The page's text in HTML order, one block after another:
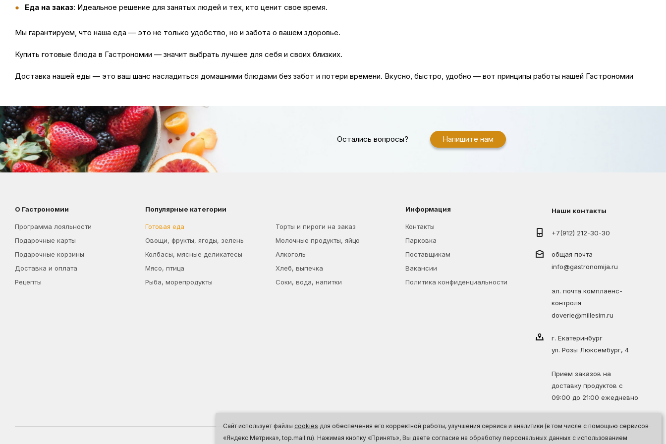
Сайт использует файлыcookies для обеспечения его корректной работы, улучшения сервиса и аналитики (в том числе с помощью сервисов
«Яндекс.Метрика», top.mail.ru). Нажимая кнопку «Принять», Вы даете согласие на обработку персональных данных с использованием
Еда на заказ: Идеальное решение для занятых людей и тех, кто ценит свое время.
Мы гарантируем, что наша еда — это не только удобство, но и забота о вашем здоровье.
Купить готовые блюда в Гастрономии — значит выбрать лучшее для себя и своих близких.
Доставка нашей еды — это ваш шанс насладиться домашними блюдами без забот и потери времени. Вкусно, быстро, удобно — вот принципы работы нашей Гастрономии
Остались вопросы? Напишите нам
О Гастрономии
Программа лояльности
Подарочные карты
Подарочные корзины
Доставка и оплата
Рецепты
Популярные категории
Готовая еда
Овощи, фрукты, ягоды, зелень
Колбасы, мясные деликатесы
Мясо, птица
Рыба, морепродукты
Торты и пироги на заказ
Молочные продукты, яйцо
Алкоголь
Хлеб, выпечка
Соки, вода, напитки
Информация
Контакты
Парковка
Поставщикам
Вакансии
Политика конфиденциальности
Наши контакты
+7(912) 212-30-30
общая почта
info@gastronomija.ru
эл. почта комплаенс-
контроля
doverie@millesim.ru
г. Екатеринбург
ул. Розы Люксембург, 4
Прием заказов на
доставку продуктов с
09:00 до 21:00 ежедневно